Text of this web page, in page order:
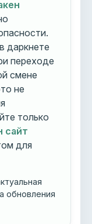
даркнете
переходе
смене
не
только
сайт
для
обновления